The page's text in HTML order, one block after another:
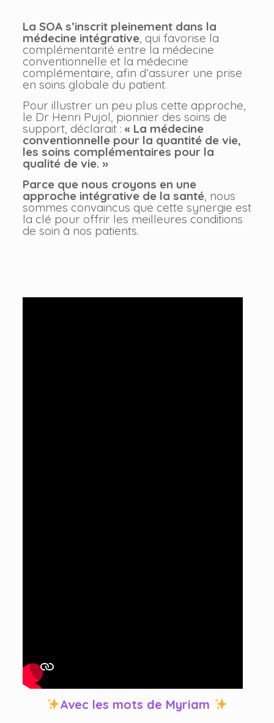
La SOA s’inscrit pleinement dans la
médecine intégrative, qui favorise la
complémentarité entre la médecine
conventionnelle et la médecine
complémentaire, afin d’assurer une prise
en soins globale du patient.
Pour illustrer un peu plus cette approche,
le Dr Henri Pujol, pionnier des soins de
support, déclarait : « La médecine
conventionnelle pour la quantité de vie,
les soins complémentaires pour la
qualité de vie. »
Parce que nous croyons en une
approche intégrative de la santé, nous
sommes convaincus que cette synergie est
la clé pour offrir les meilleures conditions
de soin à nos patients.
Avec les mots de Myriam